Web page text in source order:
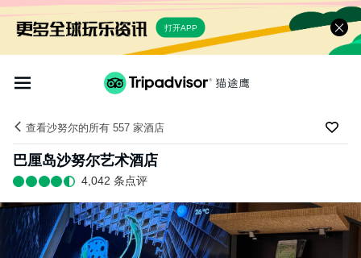
打开APP
查看沙努尔的所有 557 家酒店
巴厘岛沙努尔艺术酒店
4,042 条点评